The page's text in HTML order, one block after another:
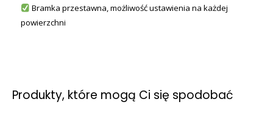
Bramka przestawna, możliwość ustawienia na każdej
powierzchni
Produkty, które mogą Ci się spodobać